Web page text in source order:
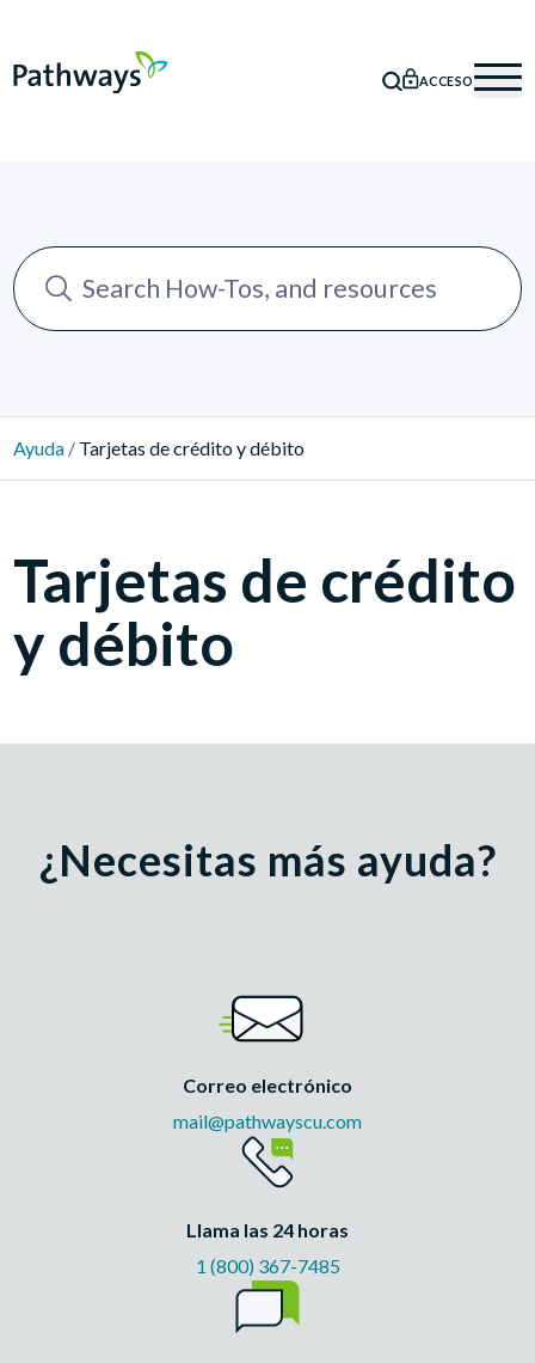
BÚSQUEDA
ACCESO
Ayuda / Tarjetas de crédito y débito
Tarjetas de crédito
y débito
¿Necesitas más ayuda?
Correo electrónico
mail@pathwayscu.com
Llama las 24 horas
1 (800) 367-7485